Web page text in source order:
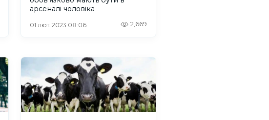
арсеналі чоловіка
01 лют. 2023 08:06 2,669